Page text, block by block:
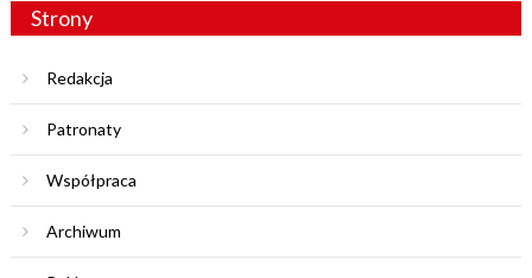
Strony
Redakcja
Patronaty
Współpraca
Archiwum